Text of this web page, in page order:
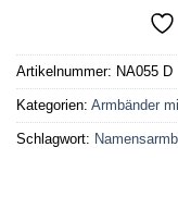
Artikelnummer: NA055 D
Kategorien: Armbänder
Schlagwort: